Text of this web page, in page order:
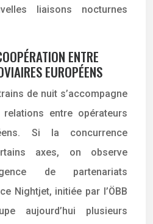
liaisons nocturnes
ENTRE
EUROPÉENS
de nuit s’accompagne
relations entre opérateurs
Si la concurrence
axes, on observe
de partenariats
Nightjet, initiée par l’ÖBB
aujourd’hui plusieurs